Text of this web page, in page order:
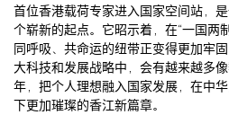
首位香港载荷专家进入国家空间站，
个崭新的起点。它昭示着，在“一国两
同呼吸、共命运的纽带正变得更加牢
大科技和发展战略中，会有越来越多
年，把个人理想融入国家发展，在中
下更加璀璨的香江新篇章。